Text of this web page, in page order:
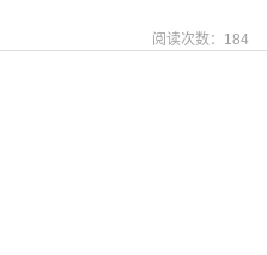
阅读次数： 184